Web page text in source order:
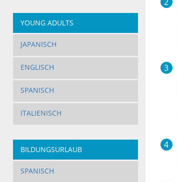
YOUNG ADULTS
JAPANISCH
ENGLISCH
SPANISCH
ITALIENISCH
BILDUNGSURLAUB
SPANISCH